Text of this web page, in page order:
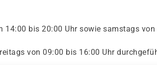
14:00 bis 20:00 Uhr sowie samstags von
von 09:00 bis 16:00 Uhr